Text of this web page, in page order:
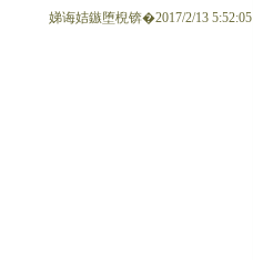
娣诲姞鏃堕棿锛�2017/2/13 5:52:05